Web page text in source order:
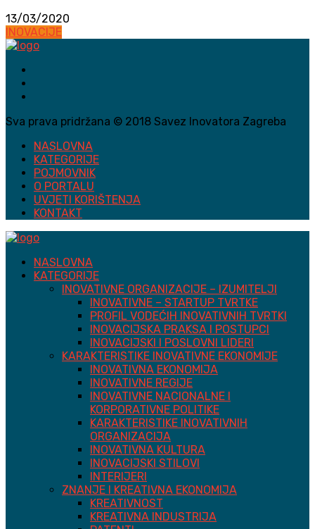
13/03/2020
INOVACIJE
Sva prava pridržana © 2018 Savez Inovatora Zagreba
NASLOVNA
KATEGORIJE
POJMOVNIK
O PORTALU
UVJETI KORIŠTENJA
KONTAKT
NASLOVNA
KATEGORIJE
INOVATIVNE ORGANIZACIJE – IZUMITELJI
INOVATIVNE – STARTUP TVRTKE
PROFIL VODEĆIH INOVATIVNIH TVRTKI
INOVACIJSKA PRAKSA I POSTUPCI
INOVACIJSKI I POSLOVNI LIDERI
KARAKTERISTIKE INOVATIVNE EKONOMIJE
INOVATIVNA EKONOMIJA
INOVATIVNE REGIJE
INOVATIVNE NACIONALNE I
KORPORATIVNE POLITIKE
KARAKTERISTIKE INOVATIVNIH
ORGANIZACIJA
INOVATIVNA KULTURA
INOVACIJSKI STILOVI
INTERIJERI
ZNANJE I KREATIVNA EKONOMIJA
KREATIVNOST
KREATIVNA INDUSTRIJA